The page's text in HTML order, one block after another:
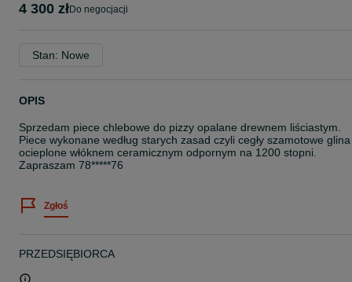
4 300 zł do negocjacji
Stan: Nowe
OPIS
Sprzedam piece chlebowe do pizzy opalane drewnem liściastym.
Piece wykonane według starych zasad czyli cegły szamotowe glina
ocieplone włóknem ceramicznym odpornym na 1200 stopni.
Zapraszam 78*****76
Zgłoś
PRZEDSIĘBIORCA